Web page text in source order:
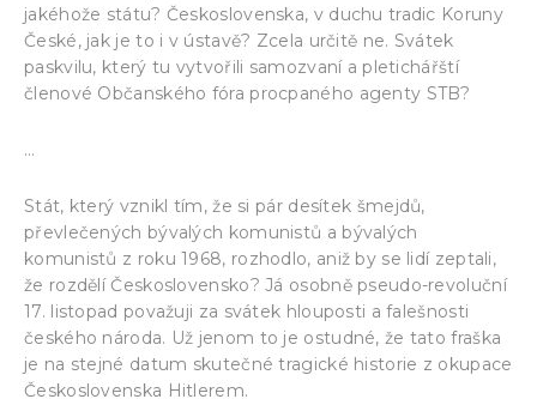
jakéhože státu? Československa, v duchu tradic Koruny
České, jak je to i v ústavě? Zcela určitě ne. Svátek
paskvilu, který tu vytvořili samozvaní a pletichářští
členové Občanského fóra procpaného agenty STB?
…
Stát, který vznikl tím, že si pár desítek šmejdů,
převlečených bývalých komunistů a bývalých
komunistů z roku 1968, rozhodlo, aniž by se lidí zeptali,
že rozdělí Československo? Já osobně pseudo-revoluční
17. listopad považuji za svátek hlouposti a falešnosti
českého národa. Už jenom to je ostudné, že tato fraška
je na stejné datum skutečné tragické historie z okupace
Československa Hitlerem.